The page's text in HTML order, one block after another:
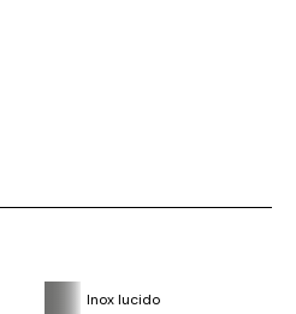
Inox lucido